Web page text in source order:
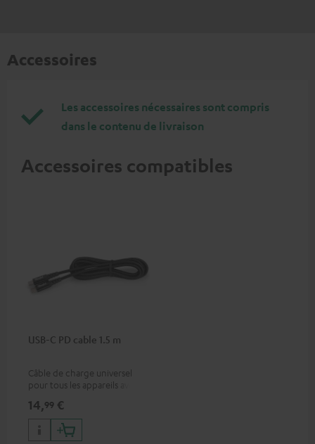
Accessoires
Les accessoires nécessaires sont compris
dans le contenu de livraison
Accessoires compatibles
USB-C PD cable 1.5 m
Câble de charge universel
pour tous les appareils avec
convient à tous les produits
Teufel avec port USB-C
14,99 €